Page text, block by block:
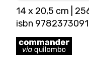
14 x 20,5 cm |
isbn